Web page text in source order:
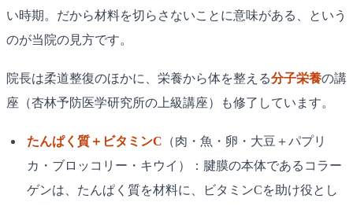
い時期。だから材料を切らさないことに意味がある、という
のが当院の見方です。
院長は柔道整復のほかに、栄養から体を整える分子栄養の講
座（杏林予防医学研究所の上級講座）も修了しています。
たんぱく質＋ビタミンC （肉・魚・卵・大豆＋パプリ
カ・ブロッコリー・キウイ）：腱膜の本体であるコラー
ゲンは、たんぱく質を材料に、ビタミンCを助け役とし